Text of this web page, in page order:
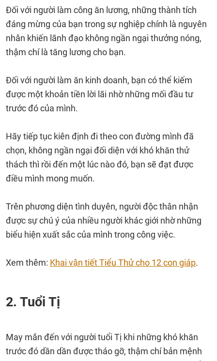
Đối với người làm công ăn lương, những thành tích
đáng mừng của bạn trong sự nghiệp chính là nguyên
nhân khiến lãnh đạo không ngần ngại thưởng nóng,
thậm chí là tăng lương cho bạn.
Đối với người làm ăn kinh doanh, bạn có thể kiếm
được một khoản tiền lời lãi nhờ những mối đầu tư
trước đó của mình.
Hãy tiếp tục kiên định đi theo con đường mình đã
chọn, không ngần ngại đối diện với khó khăn thử
thách thì rồi đến một lúc nào đó, bạn sẽ đạt được
điều mình mong muốn.
Trên phương diện tình duyên, người độc thân nhận
được sự chú ý của nhiều người khác giới nhờ những
biểu hiện xuất sắc của mình trong công việc.
Xem thêm: Khai vận tiết Tiểu Thử cho 12 con giáp.
2. Tuổi Tị
May mắn đến với người tuổi Tị khi những khó khăn
trước đó dần dần được tháo gỡ, thậm chí bản mệnh